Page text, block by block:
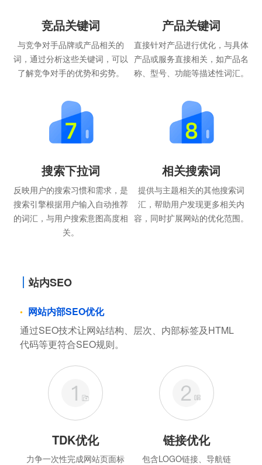
竞品关键词
与竞争对手品牌或产品相关的
词，通过分析这些关键词，可以
了解竞争对手的优势和劣势。
产品关键词
直接针对产品进行优化，与具体
产品或服务直接相关，如产品名
称、型号、功能等描述性词汇。
搜索下拉词
反映用户的搜索习惯和需求，是
搜索引擎根据用户输入自动推荐
的词汇，与用户搜索意图高度相
关。
相关搜索词
提供与主题相关的其他搜索词
汇，帮助用户发现更多相关内
容，同时扩展网站的优化范围。
站内SEO
网站内部SEO优化
通过SEO技术让网站结构、层次、内部标签及HTML
代码等更符合SEO规则。
TDK优化
力争一次性完成网站页面标
链接优化
包含LOGO链接、导航链